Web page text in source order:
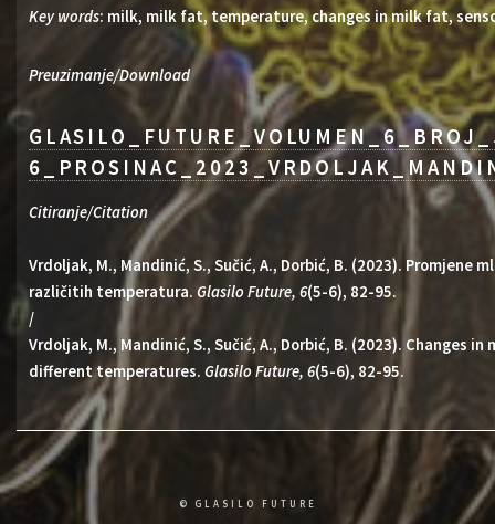
Key words: milk, milk fat, temperature, changes in milk fat,
Preuzimanje/Download
Citiranje/Citation
Vrdoljak, M., Mandinić, S., Sučić, A., Dorbić, B. (2023). Promjene
različitih temperatura. Glasilo Future, 6(5-6), 82-95.
/
Vrdoljak, M., Mandinić, S., Sučić, A., Dorbić, B. (2023). Changes
different temperatures. Glasilo Future, 6(5-6), 82-95.
© GLASILO FUTURE